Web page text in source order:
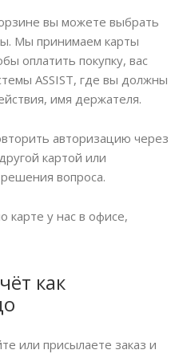
вы можете выбрать
Мы принимаем карты
оплатить покупку, вас
ASSIST, где вы должны
имя держателя.
авторизацию через
картой или
вопроса.
карте у нас в офисе,
как
или присылаете заказ и